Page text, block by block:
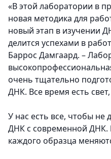
«В этой лаборатории в
новая методика для
новый этап в изучении
делится успехами в
Баррос Дамгаард. –
очень тщательно
ДНК. Все время есть
У нас есть все, чтобы не
ДНК с современной ДНК.
каждого образца